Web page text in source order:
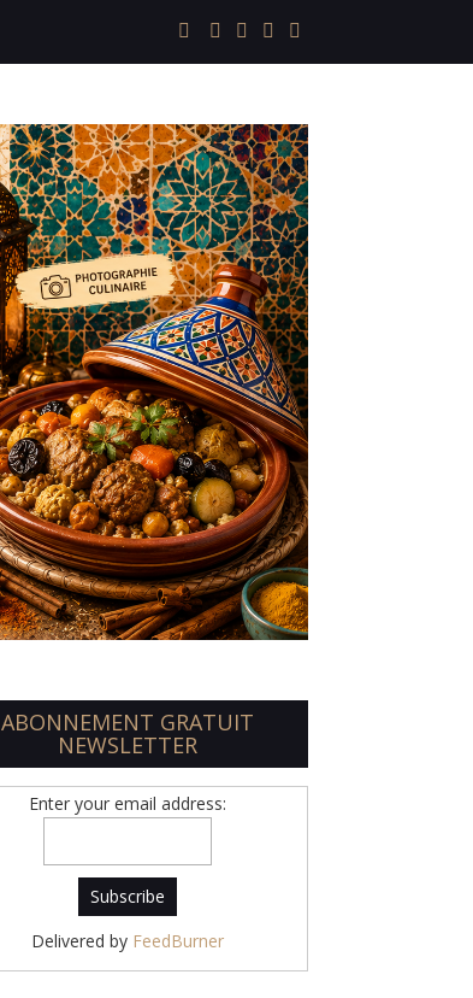
ABONNEMENT GRATUIT
NEWSLETTER
Enter your email address:
Delivered by FeedBurner